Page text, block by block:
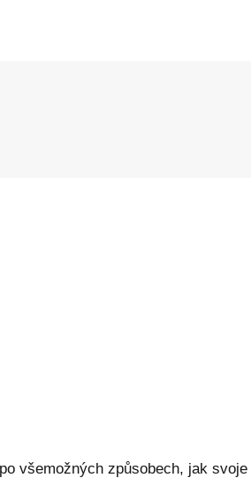
všemožných způsobech, jak